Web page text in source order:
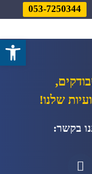
פתח
053-7250344
שלנו!
בקשר: